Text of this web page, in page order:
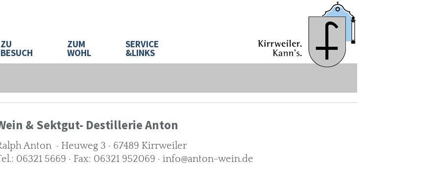
ZU
BESUCH
ZUM
WOHL
SERVICE
&LINKS
& Sektgut- Destillerie Anton
Anton · Heuweg 3 · 67489 Kirrweiler
06321 5669 · Fax: 06321 952069 · info@anton-wein.de